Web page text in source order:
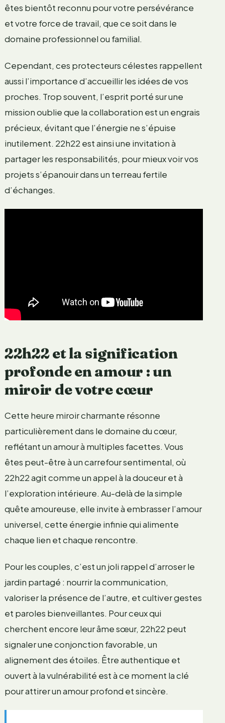
êtes bientôt reconnu pour votre persévérance
et votre force de travail, que ce soit dans le
domaine professionnel ou familial.
Cependant, ces protecteurs célestes rappellent
aussi l’importance d’accueillir les idées de vos
proches. Trop souvent, l’esprit porté sur une
mission oublie que la collaboration est un engrais
précieux, évitant que l’énergie ne s’épuise
inutilement. 22h22 est ainsi une invitation à
partager les responsabilités, pour mieux voir vos
projets s’épanouir dans un terreau fertile
d’échanges.
22h22 et la signification
profonde en amour : un
miroir de votre cœur
Cette heure miroir charmante résonne
particulièrement dans le domaine du cœur,
reflétant un amour à multiples facettes. Vous
êtes peut-être à un carrefour sentimental, où
22h22 agit comme un appel à la douceur et à
l’exploration intérieure. Au-delà de la simple
quête amoureuse, elle invite à embrasser l’amour
universel, cette énergie infinie qui alimente
chaque lien et chaque rencontre.
Pour les couples, c’est un joli rappel d’arroser le
jardin partagé : nourrir la communication,
valoriser la présence de l’autre, et cultiver gestes
et paroles bienveillantes. Pour ceux qui
cherchent encore leur âme sœur, 22h22 peut
signaler une conjonction favorable, un
alignement des étoiles. Être authentique et
ouvert à la vulnérabilité est à ce moment la clé
pour attirer un amour profond et sincère.